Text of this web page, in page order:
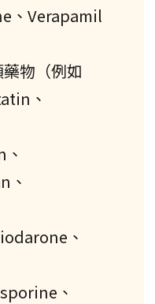
、Verapamil
物（例如
、
、
、
、